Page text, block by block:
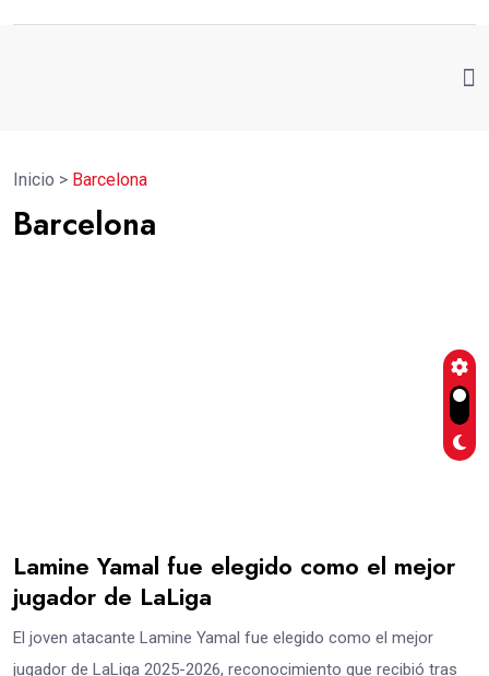
Inicio > Barcelona
Barcelona
Lamine Yamal fue elegido como el mejor
jugador de LaLiga
El joven atacante Lamine Yamal fue elegido como el mejor
jugador de LaLiga 2025-2026, reconocimiento que recibió tras